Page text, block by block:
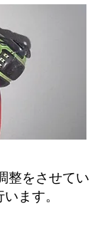
整をさせてい
ます。